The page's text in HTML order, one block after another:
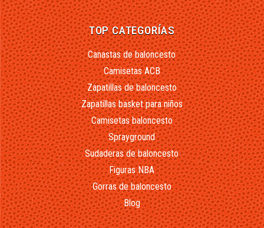
TOP CATEGORÍAS
Canastas de baloncesto
Camisetas ACB
Zapatillas de baloncesto
Zapatillas basket para niños
Camisetas baloncesto
Sprayground
Sudaderas de baloncesto
Figuras NBA
Gorras de baloncesto
Blog